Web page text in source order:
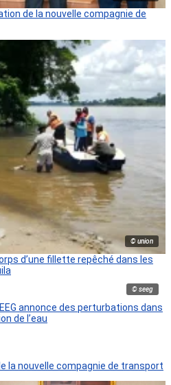
de la nouvelle compagnie de
© union
d’une fillette repêché dans les
© seeg
annonce des perturbations dans
de l’eau
la nouvelle compagnie de transport